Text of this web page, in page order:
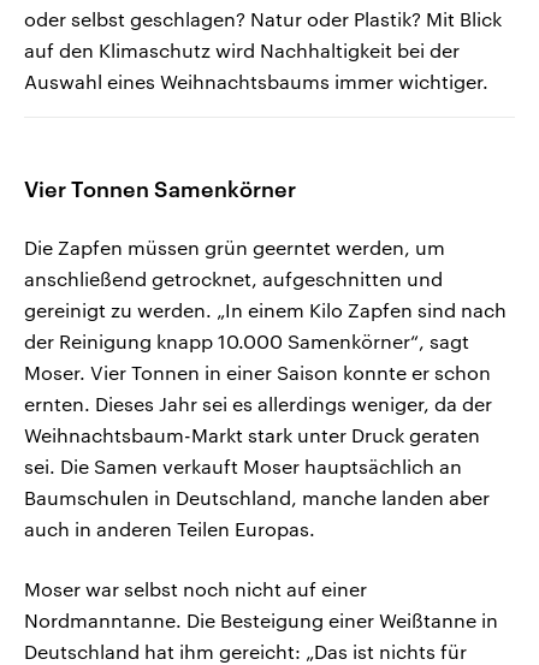
oder selbst geschlagen? Natur oder Plastik? Mit Blick
auf den Klimaschutz wird Nachhaltigkeit bei der
Auswahl eines Weihnachtsbaums immer wichtiger.
Vier Tonnen Samenkörner
Die Zapfen müssen grün geerntet werden, um
anschließend getrocknet, aufgeschnitten und
gereinigt zu werden. „In einem Kilo Zapfen sind nach
der Reinigung knapp 10.000 Samenkörner“, sagt
Moser. Vier Tonnen in einer Saison konnte er schon
ernten. Dieses Jahr sei es allerdings weniger, da der
Weihnachtsbaum-Markt stark unter Druck geraten
sei. Die Samen verkauft Moser hauptsächlich an
Baumschulen in Deutschland, manche landen aber
auch in anderen Teilen Europas.
Moser war selbst noch nicht auf einer
Nordmanntanne. Die Besteigung einer Weißtanne in
Deutschland hat ihm gereicht: „Das ist nichts für